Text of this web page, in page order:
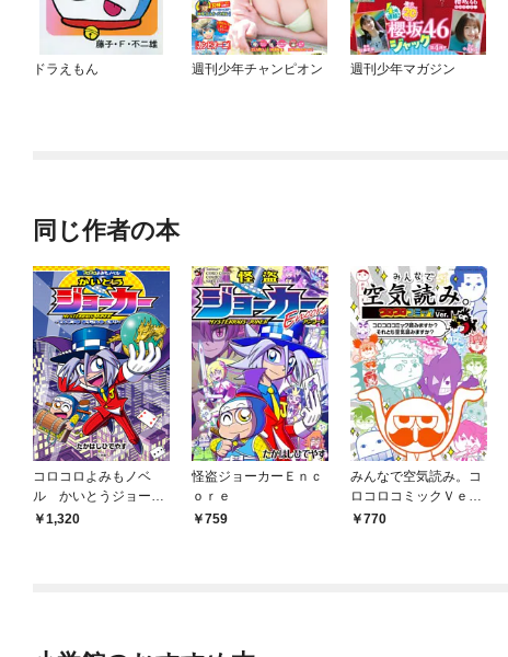
ドラえもん 週刊少年チャンピオン 週刊少年マガジン
同じ作者の本
コロコロよみもノベ
ル かいとうジョーカ
ー ～でんせつの お
1,320
怪盗ジョーカーＥｎｃ
ｏｒｅ
759
みんなで空気読み。コ
ロコロコミックＶｅ
ｒ．770